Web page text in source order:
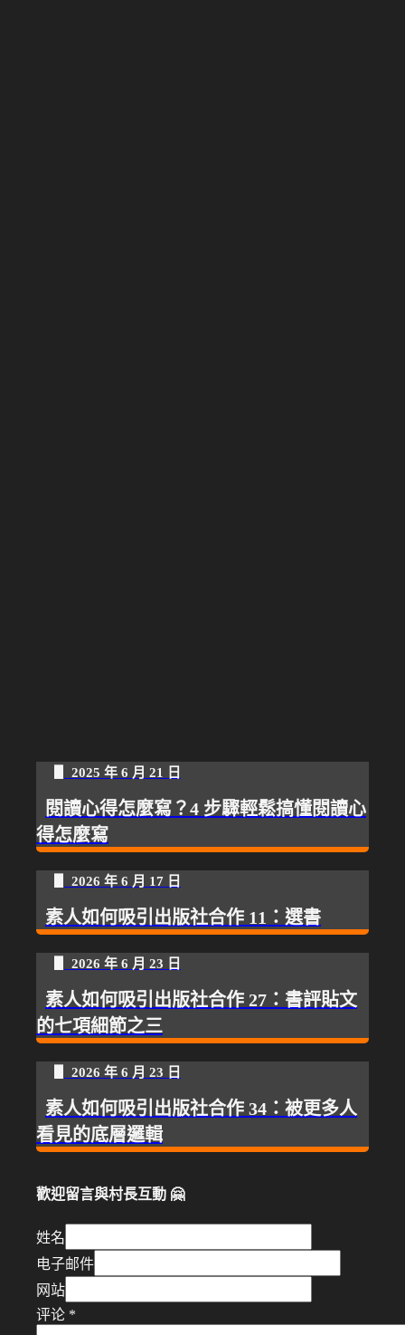
▋ 2025 年 6 月 21 日
閱讀心得怎麼寫？4 步驟輕鬆搞懂閱讀心
得怎麼寫
▋ 2026 年 6 月 17 日
素人如何吸引出版社合作 11：選書
▋ 2026 年 6 月 23 日
素人如何吸引出版社合作 27：書評貼文
的七項細節之三
▋ 2026 年 6 月 23 日
素人如何吸引出版社合作 34：被更多人
看見的底層邏輯
歡迎留言與村長互動 🤗
姓名
电子邮件
网站
评论 *